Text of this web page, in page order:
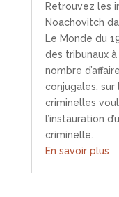
Retrouvez les
Noachovitch
Le Monde du
des tribunaux à
nombre
conjugales,
criminelles
l’instauration
criminelle.
En savoir plus